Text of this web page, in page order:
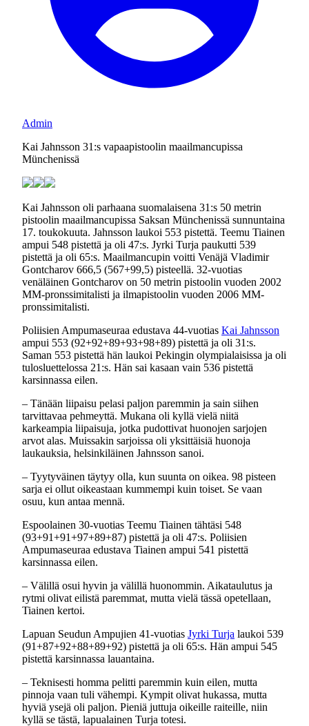
Admin
Kai Jahnsson 31:s vapaapistoolin maailmancupissa
Münchenissä
Kai Jahnsson oli parhaana suomalaisena 31:s 50 metrin
pistoolin maailmancupissa Saksan Münchenissä sunnuntaina
17. toukokuuta. Jahnsson laukoi 553 pistettä. Teemu Tiainen
ampui 548 pistettä ja oli 47:s. Jyrki Turja paukutti 539
pistettä ja oli 65:s. Maailmancupin voitti Venäjä Vladimir
Gontcharov 666,5 (567+99,5) pisteellä. 32-vuotias
venäläinen Gontcharov on 50 metrin pistoolin vuoden 2002
MM-pronssimitalisti ja ilmapistoolin vuoden 2006 MM-
pronssimitalisti.
Poliisien Ampumaseuraa edustava 44-vuotias Kai Jahnsson
ampui 553 (92+92+89+93+98+89) pistettä ja oli 31:s.
Saman 553 pistettä hän laukoi Pekingin olympialaisissa ja oli
tulosluettelossa 21:s. Hän sai kasaan vain 536 pistettä
karsinnassa eilen.
– Tänään liipaisu pelasi paljon paremmin ja sain siihen
tarvittavaa pehmeyttä. Mukana oli kyllä vielä niitä
karkeampia liipaisuja, jotka pudottivat huonojen sarjojen
arvot alas. Muissakin sarjoissa oli yksittäisiä huonoja
laukauksia, helsinkiläinen Jahnsson sanoi.
– Tyytyväinen täytyy olla, kun suunta on oikea. 98 pisteen
sarja ei ollut oikeastaan kummempi kuin toiset. Se vaan
osuu, kun antaa mennä.
Espoolainen 30-vuotias Teemu Tiainen tähtäsi 548
(93+91+91+97+89+87) pistettä ja oli 47:s. Poliisien
Ampumaseuraa edustava Tiainen ampui 541 pistettä
karsinnassa eilen.
– Välillä osui hyvin ja välillä huonommin. Aikataulutus ja
rytmi olivat eilistä paremmat, mutta vielä tässä opetellaan,
Tiainen kertoi.
Lapuan Seudun Ampujien 41-vuotias Jyrki Turja laukoi 539
(91+87+92+88+89+92) pistettä ja oli 65:s. Hän ampui 545
pistettä karsinnassa lauantaina.
– Teknisesti homma pelitti paremmin kuin eilen, mutta
pinnoja vaan tuli vähempi. Kympit olivat hukassa, mutta
hyviä ysejä oli paljon. Pieniä juttuja oikeille raiteille, niin
kyllä se tästä, lapualainen Turja totesi.